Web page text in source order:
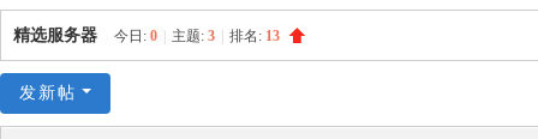
1
M
精选服务器 今日: 0 主题: 3 排名: 13
发新帖